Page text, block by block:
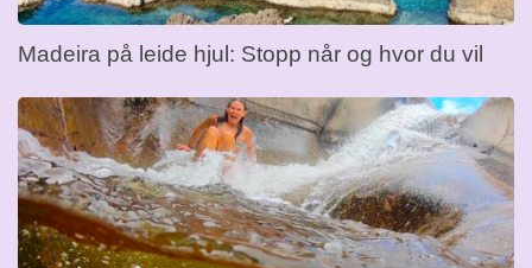
Madeira på leide hjul: Stopp når og hvor du vil